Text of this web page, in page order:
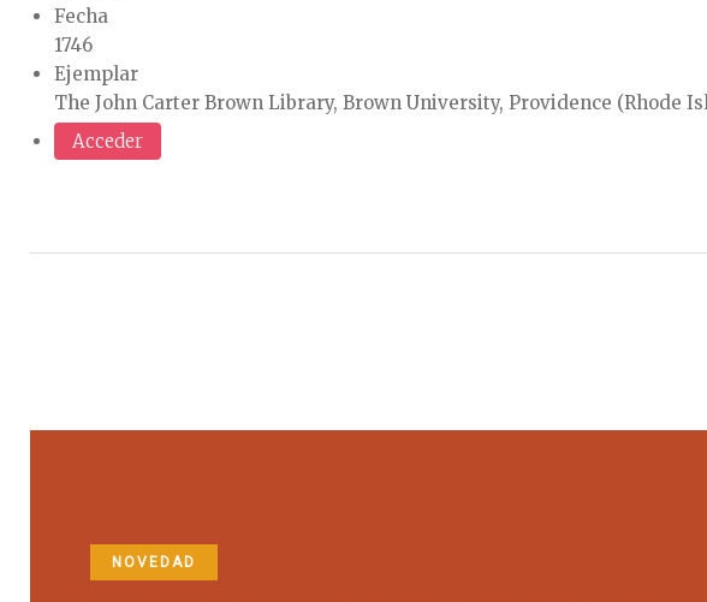
Fecha
1746
Ejemplar
The John Carter Brown Library, Brown University, Providence (Rhode
Acceder
NOVEDAD